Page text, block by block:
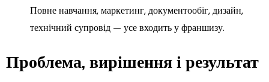
Повне навчання, маркетинг, документообіг, дизайн,
технічний супровід — усе входить у франшизу.
Проблема, вирішення і результат